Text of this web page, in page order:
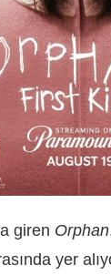
giren Orphan
yer